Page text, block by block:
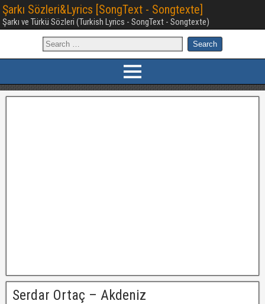
Şarkı Sözleri&Lyrics [SongText - Songtexte]
Şarkı ve Türkü Sözleri (Turkish Lyrics - SongText - Songtexte)
Serdar Ortaç – Akdeniz